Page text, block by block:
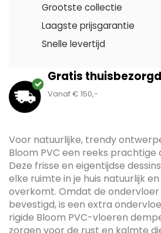
Grootste collectie
Laagste prijsgarantie
Snelle levertijd
Gratis thuisbezorgd
Vanaf € 150,-
Voor natuurlijke, trendy
Bloom PVC een reeks
Deze frisse en eigentijdse
elke ruimte in je huis natuurlijk
overkomt. Omdat de
bevestigd, is een extra
rigide Bloom PVC-vloeren